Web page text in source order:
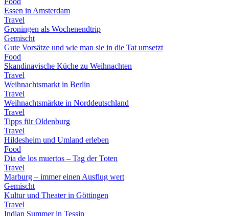
Essen in Amsterdam
Travel
Groningen als Wochenendtrip
Gemischt
Gute Vorsätze und wie man sie in die Tat umsetzt
Food
Skandinavische Küche zu Weihnachten
Travel
Weihnachtsmarkt in Berlin
Travel
Weihnachtsmärkte in Norddeutschland
Travel
Tipps für Oldenburg
Travel
Hildesheim und Umland erleben
Food
Dia de los muertos – Tag der Toten
Travel
Marburg – immer einen Ausflug wert
Gemischt
Kultur und Theater in Göttingen
Travel
Indian Summer in Tessin